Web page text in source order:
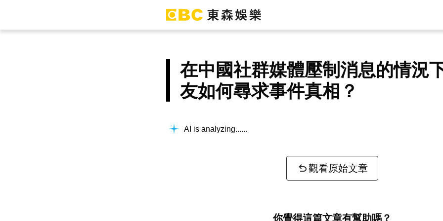
在中國社群媒體壓制消息的情況
友如何尋求事件真相？
AI is analyzing...
觀看原始文章
你覺得這篇文章有幫助嗎？